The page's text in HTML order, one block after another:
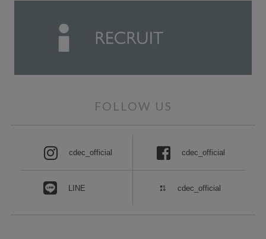
FOLLOW US
cdec_official cdec_official
LINE cdec_official